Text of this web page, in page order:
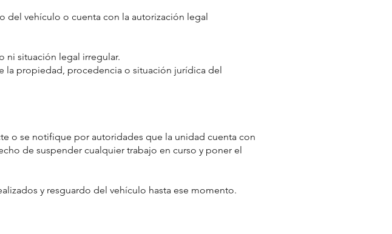
del vehículo o cuenta con la autorización legal
ni situación legal irregular.
la propiedad, procedencia o situación jurídica del
o se notifique por autoridades que la unidad cuenta con
de suspender cualquier trabajo en curso y poner el
y resguardo del vehículo hasta ese momento.